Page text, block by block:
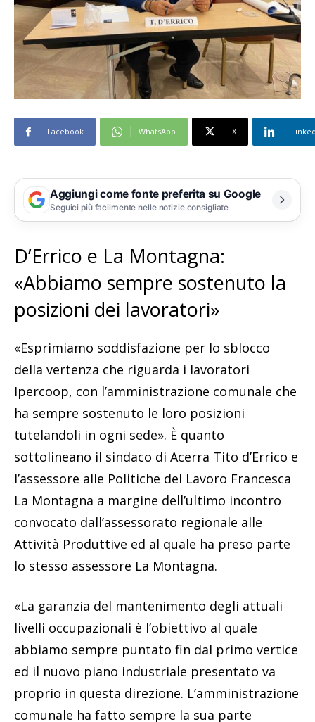
Facebook WhatsApp X
Aggiungi come fonte preferita su Google
Seguici più facilmente nelle notizie consigliate
D’Errico e La Montagna:
«Abbiamo sempre sostenuto la
posizioni dei lavoratori»
«Esprimiamo soddisfazione per lo sblocco
della vertenza che riguarda i lavoratori
Ipercoop, con l’amministrazione comunale che
ha sempre sostenuto le loro posizioni
tutelandoli in ogni sede». È quanto
sottolineano il sindaco di Acerra Tito d’Errico e
l’assessore alle Politiche del Lavoro Francesca
La Montagna a margine dell’ultimo incontro
convocato dall’assessorato regionale alle
Attività Produttive ed al quale ha preso parte
lo stesso assessore La Montagna.
«La garanzia del mantenimento degli attuali
livelli occupazionali è l’obiettivo al quale
abbiamo sempre puntato fin dal primo vertice
ed il nuovo piano industriale presentato va
proprio in questa direzione. L’amministrazione
comunale ha fatto sempre la sua parte